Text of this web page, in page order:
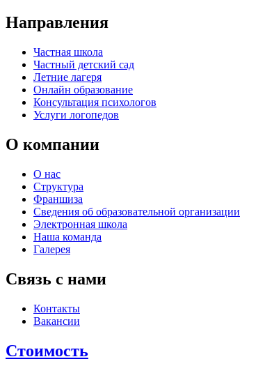
Направления
Частная школа
Частный детский сад
Летние лагеря
Онлайн образование
Консультация психологов
Услуги логопедов
О компании
О нас
Структура
Франшиза
Сведения об образовательной организации
Электронная школа
Наша команда
Галерея
Связь с нами
Контакты
Вакансии
Стоимость